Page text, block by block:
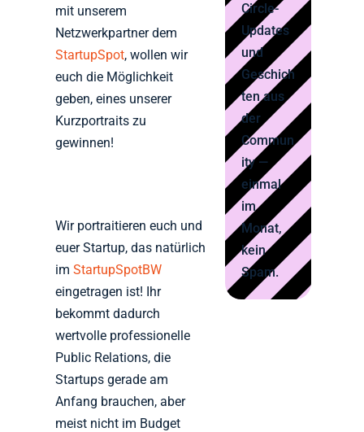
mit unserem
Netzwerkpartner dem
StartupSpot, wollen wir
euch die Möglichkeit
geben, eines unserer
Kurzportraits zu
gewinnen!
Wir portraitieren euch und
euer Startup, das natürlich
imStartupSpotBW
eingetragen ist! Ihr
bekommt dadurch
wertvolle professionelle
Public Relations, die
Startups gerade am
Anfang brauchen, aber
meist nicht im Budget
Circle-
Updates
und
Geschich
ten aus
der
Commun
ity —
einmal
im
Monat,
kein
Spam.